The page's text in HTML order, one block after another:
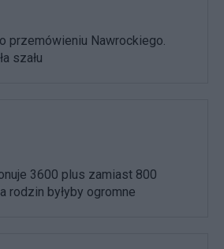
przemówieniu Nawrockiego.
szału
3600 plus zamiast 800
rodzin byłyby ogromne